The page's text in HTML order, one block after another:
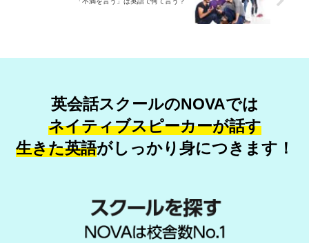
英会話スクールのNOVAでは
ネイティブスピーカーが話す
生きた英語がしっかり身につきます！